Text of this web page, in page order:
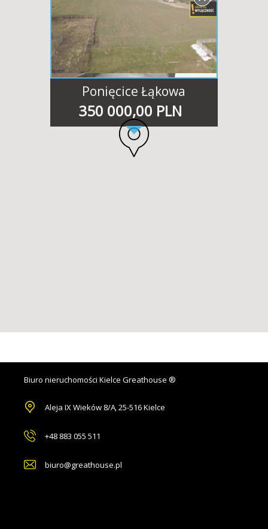
Ponięcice Łąkowa
350 000,00 PLN
Biuro nieruchomości Kielce Greathouse ®
Aleja IX Wieków 8/A,25-516 Kielce
+48 883 055 511
biuro@greathouse.pl